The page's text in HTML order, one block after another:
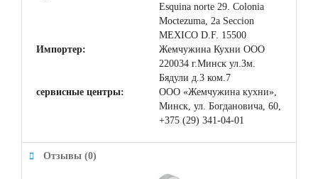
Esquina norte 29. Colonia
Moctezuma, 2a Seccion
MEXICO D.F. 15500
Импортер:
Жемчужина Кухни ООО
220034 г.Минск ул.Зм.
Бядули д.3 ком.7
сервисные центры:
ООО «Жемчужина кухни»,
Минск, ул. Богдановича, 60,
+375 (29) 341-04-01
Отзывы (0)